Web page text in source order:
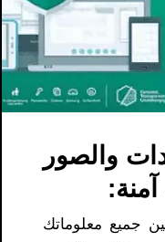
والصور
جميع معلوماتك